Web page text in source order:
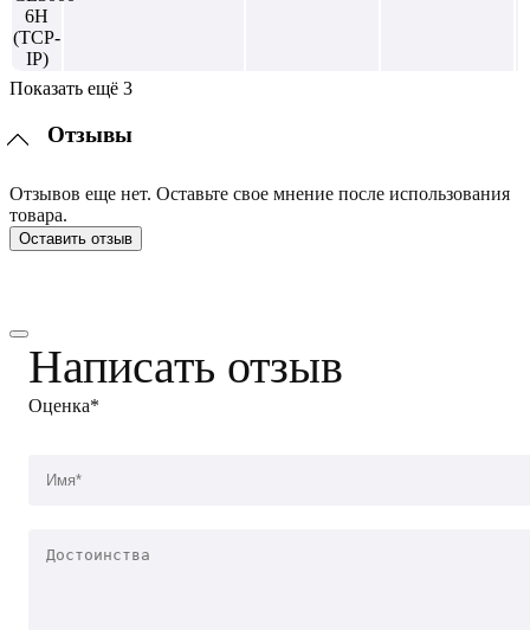
Показать ещё 3
Отзывы
Отзывов еще нет. Оставьте свое мнение после использования
товара.
Оставить отзыв
Написать отзыв
Оценка*